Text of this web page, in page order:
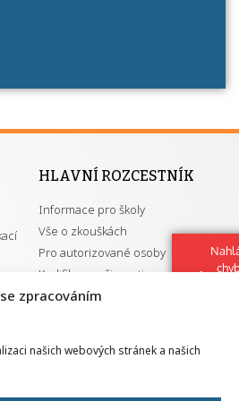
zpracováním
našich webových stránek a našich
HLAVNÍ ROZCESTNÍK
Informace pro školy
Vše o zkouškách
Pro autorizované osoby
Kvalifikace a živnosti